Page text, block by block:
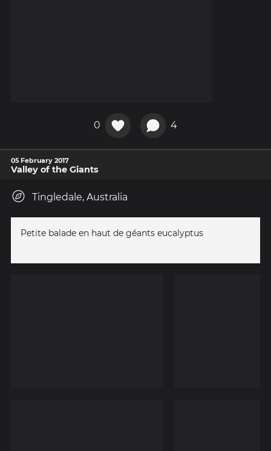
0 4
05 February 2017
Valley of the Giants
Tingledale, Australia
Petite balade en haut de géants eucalyptus